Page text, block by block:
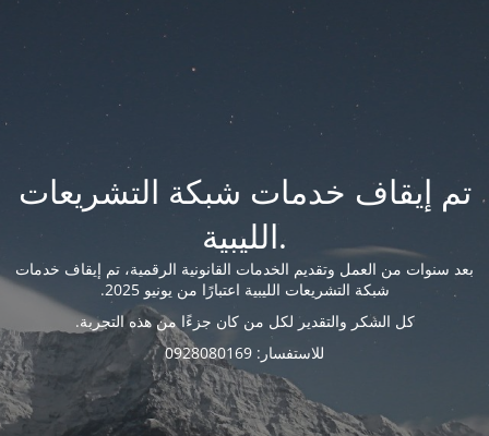
تم إيقاف خدمات شبكة التشريعات
الليبية.
بعد سنوات من العمل وتقديم الخدمات القانونية الرقمية، تم إيقاف خدمات
شبكة التشريعات الليبية اعتبارًا من يونيو 2025.
كل الشكر والتقدير لكل من كان جزءًا من هذه التجربة.
للاستفسار: 0928080169